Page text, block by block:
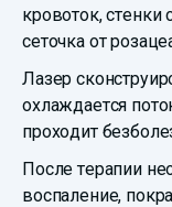
кровоток, стенки
сеточка от
Лазер
охлаждается
проходит
После терапии
воспаление,